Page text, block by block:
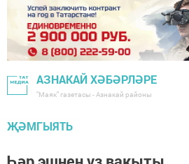
АЗНАКАЙ ХӘБӘРЛӘРЕ
"Маяк" газетасы - Азнакай районы
ҖӘМГЫЯТЬ